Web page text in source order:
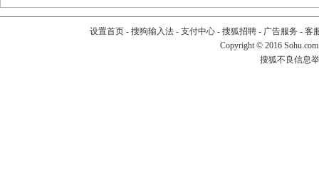
设置首页- 搜狗输入法- 支付中心- 搜狐招聘- 广告服务 - 客
Copyright © 2016
搜狐不良信息